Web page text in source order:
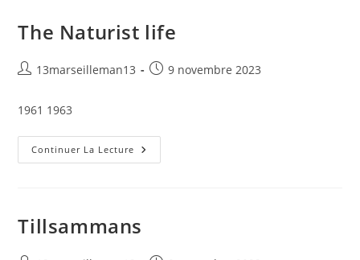
The Naturist life
Auteur/autrice
la
publication :
13marseilleman13
Publication
9 novembre 2023
1961 1963
Continuer La Lecture The
Naturist
Tillsammans